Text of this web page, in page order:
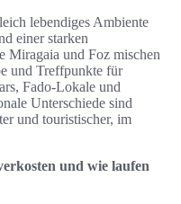
lebendiges Ambiente
einer starken
Miragaia und Foz mischen
und Treffpunkte für
Fado‑Lokale und
Unterschiede sind
und touristischer, im
und wie laufen